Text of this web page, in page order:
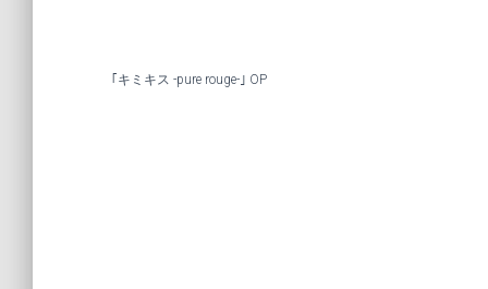
｢キミキス -pure rouge-｣ OP